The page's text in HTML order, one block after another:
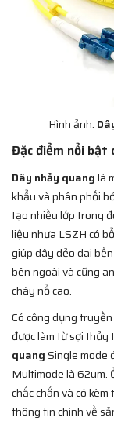
Hình ảnh:
Đặc điểm nổi bật
Dây nhảy quanglà
khẩu và phân phối
tạo nhiều lớp trong
liệu nhưa LSZH có
giúp dây dẻo dai
bên ngoài và cũng
cháy nổ cao.
Có công dụng
được làm từ sợi thủy
quangSingle mode
Multimode là 62um.
chắc chắn và có
thông tin chính về